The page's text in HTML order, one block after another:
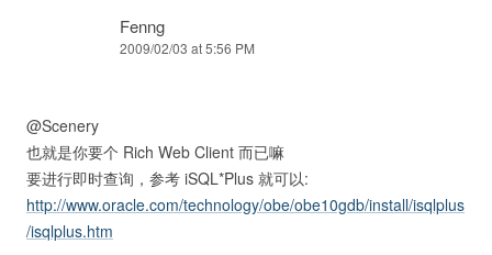
Fenng
2009/02/03 at 5:56 PM
@Scenery
也就是你要个 Rich Web Client 而已嘛
要进行即时查询，参考 iSQL*Plus 就可以:
http://www.oracle.com/technology/obe/obe10gdb/install/isqlplus
/isqlplus.htm